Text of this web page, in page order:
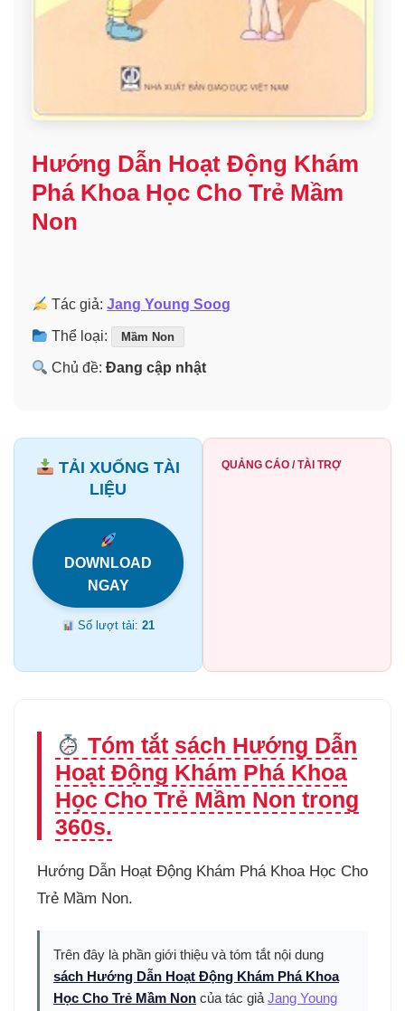
Hướng Dẫn Hoạt Động Khám
Phá Khoa Học Cho Trẻ Mầm
Non
Tác giả:Jang Young Soog
Thể loại: Mầm Non
Chủ đề:Đang cập nhật
TẢI XUỐNG TÀI
LIỆU
DOWNLOAD
NGAY
Số lượt tải:21
QUẢNG CÁO / TÀI TRỢ
Tóm tắt sách Hướng Dẫn
Hoạt Động Khám Phá Khoa
Học Cho Trẻ Mầm Non trong
360s.
Hướng Dẫn Hoạt Động Khám Phá Khoa Học Cho
Trẻ Mầm Non.
Trên đây là phần giới thiệu và tóm tắt nội dung
sách Hướng Dẫn Hoạt Động Khám Phá Khoa
Học Cho Trẻ Mầm Non của tác giả Jang Young